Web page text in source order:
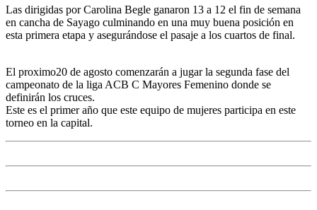
Las dirigidas por Carolina Begle ganaron 13 a 12 el fin de semana
en cancha de Sayago culminando en una muy buena posición en
esta primera etapa y asegurándose el pasaje a los cuartos de final.
El proximo20 de agosto comenzarán a jugar la segunda fase del
campeonato de la liga ACB C Mayores Femenino donde se
definirán los cruces.
Este es el primer año que este equipo de mujeres participa en este
torneo en la capital.